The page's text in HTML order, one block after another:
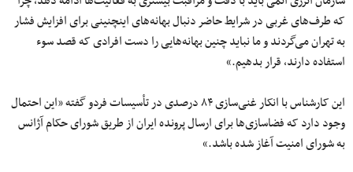
که طرف‌های غربی در شرایط حاضر دنبال بهانه‌های اینچنینی برای افزایش فشار
به تهران می‌گردند و ما نباید چنین بهانه‌هایی را دست افرادی که قصد سوء
استفاده دارند، قرار بدهیم.»
این کارشناس با انکار غنی‌سازی ۸۴ درصدی در تأسیسات فردو گفته «این احتمال
وجود دارد که فضاسازی‌ها برای ارسال پرونده ایران از طریق شورای حکام آژانس
به شورای امنیت آغاز شده‌ باشد.»